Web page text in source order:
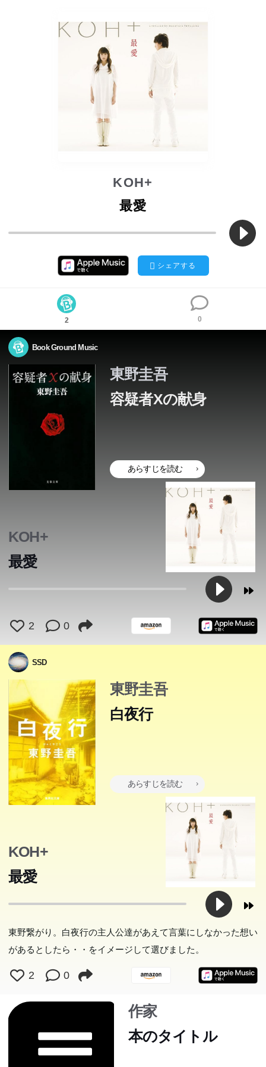
KOH+
最愛
シェアする
2 0
Book Ground Music
東野圭吾
容疑者Xの献身
あらすじを読む
の石神は、一人娘と暮らす隣人の靖子に秘かな想いを寄せ
ていた。彼女たちが前夫を殺害したことを知った彼は、二
人を救うため完全犯罪を企てる。だが皮肉にも、石神のか
つての親友である物理学者の湯川学が、その謎に挑むこと
になる。ガリレオシリーズ初の長篇、直木賞受賞作。
KOH+
最愛
2 0
SSD
東野圭吾
白夜行
あらすじを読む
1973年、大阪の廃墟ビルで一人の質屋が殺された。容疑
の息子・桐原亮司と、「容疑者」の娘・西本雪穂―暗い眼
をした少年と、並外れて美しい少女は、その後、全く別々
の道を歩んで行く。二人の周囲に見え隠れする、幾つもの
恐るべき犯罪。だが、何も「証拠」はない。そして十九
年...。息詰まる精緻な構成と、叙事詩的スケール。心を失
った人間の悲劇を描く、傑作ミステリー長篇。
KOH+
最愛
東野繋がり。白夜行の主人公達があえて言葉にしなかった想い
があるとしたら・・をイメージして選びました。
2 0
作家
本のタイトル